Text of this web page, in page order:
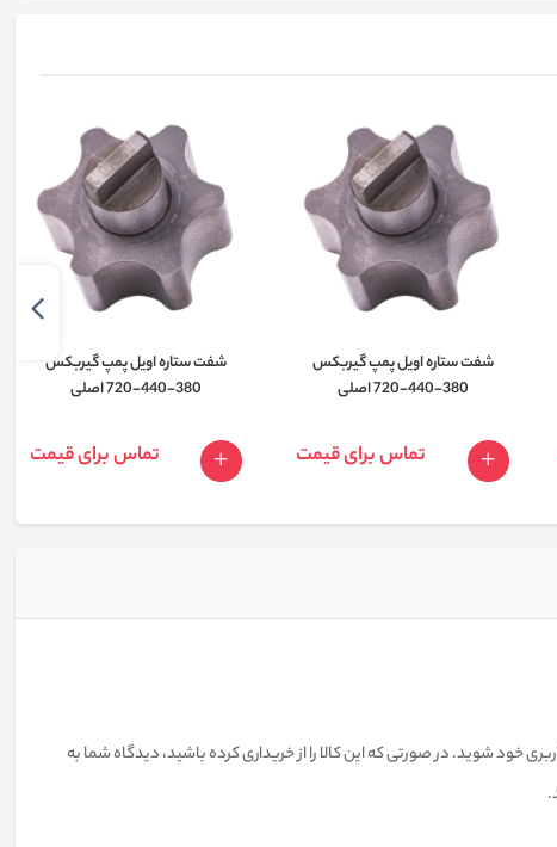
شفت ستاره اویل پمپ گیربکس
380-440-720 اصلی
تماس برای قیمت
شفت ستاره اویل پمپ گیربکس
380-440-720 اصلی
تماس برای قیمت
خود شوید. در صورتی که این کالا را از خریداری کرده باشید، دیدگاه شما به